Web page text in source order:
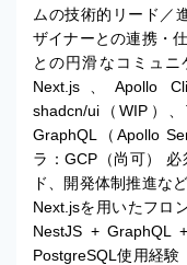
ムの技術的リード／
ザイナーとの連携・
との円滑なコミュ
Next.js、Apollo
shadcn/ui（WIP）
GraphQL（Apollo
ラ：GCP（尚可）
ド、開発体制推進な
Next.jsを用いたフロ
NestJS +
PostgreSQL使用経験